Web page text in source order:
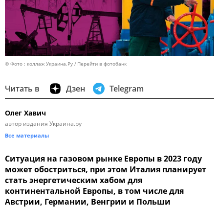
© Фото : коллаж Украина.Ру Перейти в фотобанк
Читать в Дзен Telegram
Олег Хавич
автор издания Украина.ру
Все материалы
Ситуация на газовом рынке Европы в 2023 году
может обостриться, при этом Италия планирует
стать энергетическим хабом для
континентальной Европы, в том числе для
Австрии, Германии, Венгрии и Польши